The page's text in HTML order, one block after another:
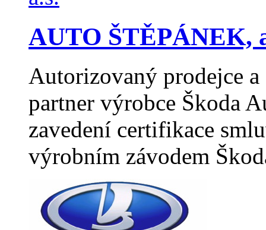
AUTO ŠTĚPÁNEK,
Autorizovaný prodejce
partner výrobce Škoda
zavedení certifikace
výrobním závodem